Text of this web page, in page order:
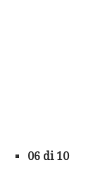
06 di 10